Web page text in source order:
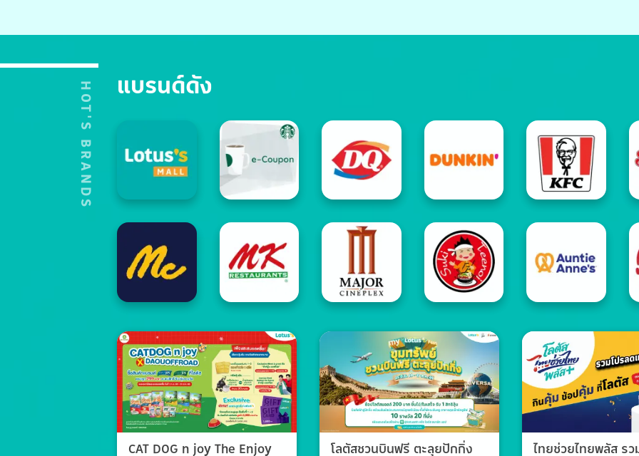
HOT'S BRANDS แบรนด์ดัง
CAT DOG n joy The Enjoy
โลตัสชวนบินฟรี ตะลุยปักกิ่ง
ไทยช่วยไทยพลัส รว